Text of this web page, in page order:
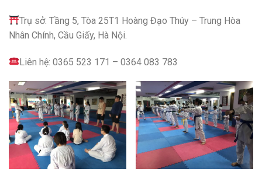
Trụ sở: Tầng 5, Tòa 25T1 Hoàng Đạo Thúy – Trung Hòa
Nhân Chính, Cầu Giấy, Hà Nội.
Liên hệ: 0365 523 171 – 0364 083 783